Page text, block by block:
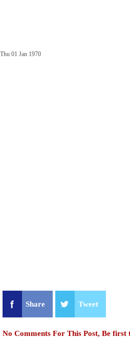
Thu 01 Jan 1970
Share Tweet
No Comments For This Post, Be first